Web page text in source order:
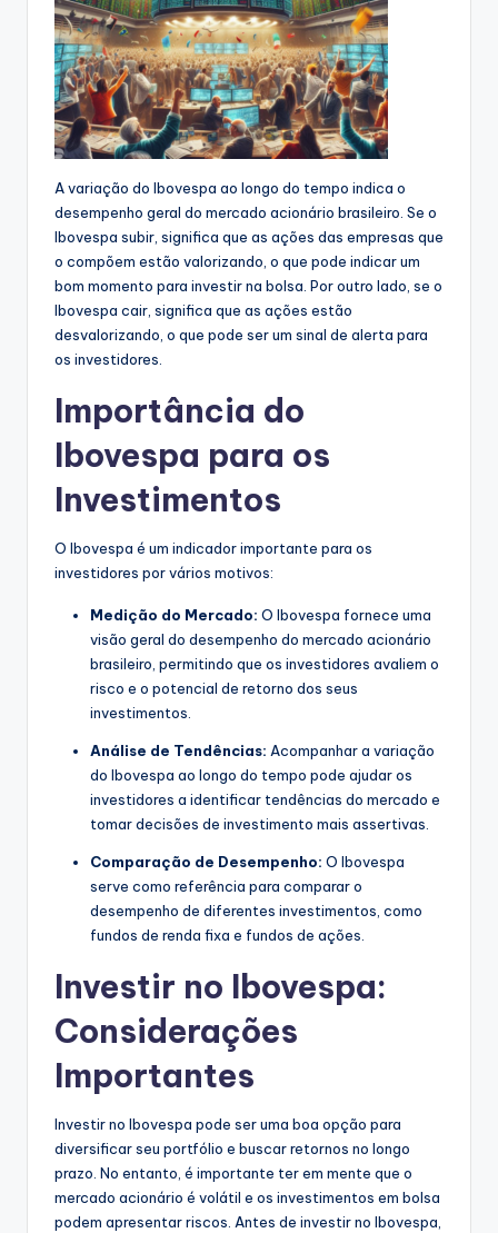
A variação do Ibovespa ao longo do tempo indica o
desempenho geral do mercado acionário brasileiro. Se o
Ibovespa subir, significa que as ações das empresas que
o compõem estão valorizando, o que pode indicar um
bom momento para investir na bolsa. Por outro lado, se o
Ibovespa cair, significa que as ações estão
desvalorizando, o que pode ser um sinal de alerta para
os investidores.
Importância do
Ibovespa para os
Investimentos
O Ibovespa é um indicador importante para os
investidores por vários motivos:
Medição do Mercado: O Ibovespa fornece uma
visão geral do desempenho do mercado acionário
brasileiro, permitindo que os investidores avaliem o
risco e o potencial de retorno dos seus
investimentos.
Análise de Tendências: Acompanhar a variação
do Ibovespa ao longo do tempo pode ajudar os
investidores a identificar tendências do mercado e
tomar decisões de investimento mais assertivas.
Comparação de Desempenho: O Ibovespa
serve como referência para comparar o
desempenho de diferentes investimentos, como
fundos de renda fixa e fundos de ações.
Investir no Ibovespa:
Considerações
Importantes
Investir no Ibovespa pode ser uma boa opção para
diversificar seu portfólio e buscar retornos no longo
prazo. No entanto, é importante ter em mente que o
mercado acionário é volátil e os investimentos em bolsa
podem apresentar riscos. Antes de investir no Ibovespa,